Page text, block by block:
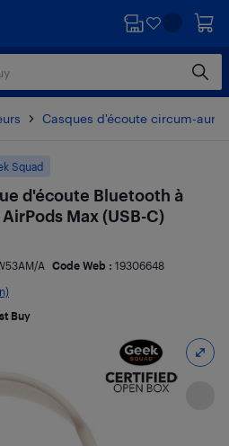
Casques d'écoute circum-
Squad
d'écoute Bluetooth à
Max (USB-C)
A Code Web : 19306648
Buy